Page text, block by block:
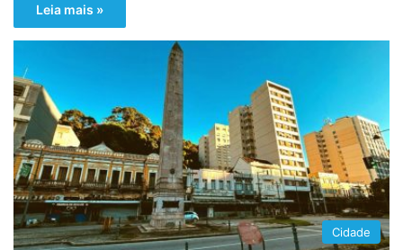
Leia mais »
Cidade